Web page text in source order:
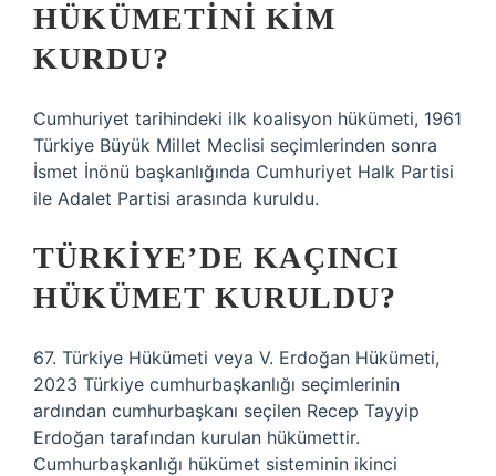
HÜKÜMETINI KIM
KURDU?
Cumhuriyet tarihindeki ilk koalisyon hükümeti, 1961
Türkiye Büyük Millet Meclisi seçimlerinden sonra
İsmet İnönü başkanlığında Cumhuriyet Halk Partisi
ile Adalet Partisi arasında kuruldu.
TÜRKIYE’DE KAÇINCI
HÜKÜMET KURULDU?
67. Türkiye Hükümeti veya V. Erdoğan Hükümeti,
2023 Türkiye cumhurbaşkanlığı seçimlerinin
ardından cumhurbaşkanı seçilen Recep Tayyip
Erdoğan tarafından kurulan hükümettir.
Cumhurbaşkanlığı hükümet sisteminin ikinci